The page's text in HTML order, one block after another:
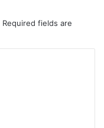
Required fields are